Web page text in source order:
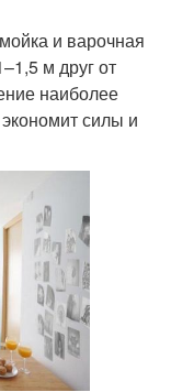
и варочная
м друг от
наиболее
силы и